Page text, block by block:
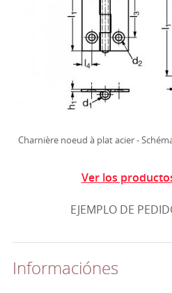
Charnière noeud à plat acier -
Ver los
EJEMPLO DE
Informaciónes